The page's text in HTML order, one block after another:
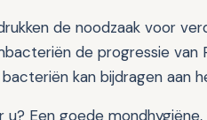
de noodzaak voor
de progressie van
kan bijdragen aan
Een goede